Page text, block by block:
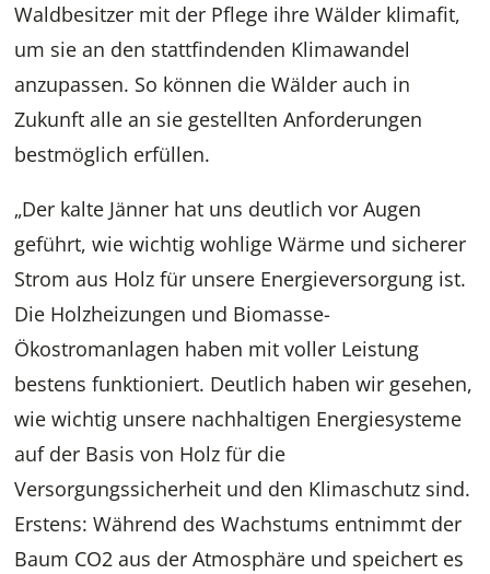
Waldbesitzer mit der Pflege ihre Wälder klimafit,
um sie an den stattfindenden Klimawandel
anzupassen. So können die Wälder auch in
Zukunft alle an sie gestellten Anforderungen
bestmöglich erfüllen.
„Der kalte Jänner hat uns deutlich vor Augen
geführt, wie wichtig wohlige Wärme und sicherer
Strom aus Holz für unsere Energieversorgung ist.
Die Holzheizungen und Biomasse-
Ökostromanlagen haben mit voller Leistung
bestens funktioniert. Deutlich haben wir gesehen,
wie wichtig unsere nachhaltigen Energiesysteme
auf der Basis von Holz für die
Versorgungssicherheit und den Klimaschutz sind.
Erstens: Während des Wachstums entnimmt der
Baum CO2 aus der Atmosphäre und speichert es